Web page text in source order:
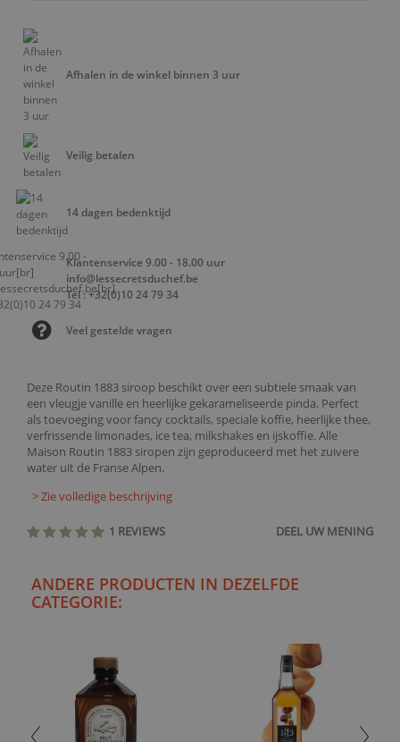
Deze Routin 1883 siroop beschikt over een subtiele smaak van
een vleugje vanille en heerlijke gekarameliseerde pinda. Perfect
als toevoeging voor fancy cocktails, speciale koffie, heerlijke thee,
verfrissende limonades, ice tea, milkshakes en ijskoffie. Alle
Maison Routin 1883 siropen zijn geproduceerd met het zuivere
water uit de Franse Alpen.
> Zie volledige beschrijving
1 REVIEWS DEEL UW MENING
Afhalen in de winkel binnen 3 uur
Veilig betalen
14 dagen bedenktijd
Klantenservice 9.00 - 18.00 uur
info@lessecretsduchef.be
Tel : +32(0)10 24 79 34
Veel gestelde vragen
ANDERE PRODUCTEN IN DEZELFDE
CATEGORIE: